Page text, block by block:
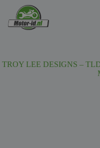
TROY LEE DESIGNS –